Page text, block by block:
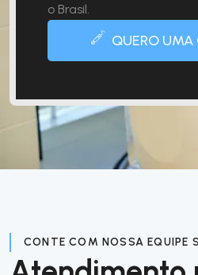
o Brasil.
QUERO
CONTE COM NOSSA EQUIPE